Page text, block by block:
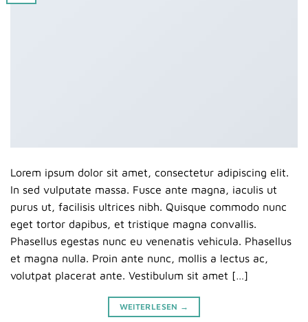
Lorem ipsum dolor sit amet, consectetur adipiscing elit.
In sed vulputate massa. Fusce ante magna, iaculis ut
purus ut, facilisis ultrices nibh. Quisque commodo nunc
eget tortor dapibus, et tristique magna convallis.
Phasellus egestas nunc eu venenatis vehicula. Phasellus
et magna nulla. Proin ante nunc, mollis a lectus ac,
volutpat placerat ante. Vestibulum sit amet […]
WEITERLESEN →